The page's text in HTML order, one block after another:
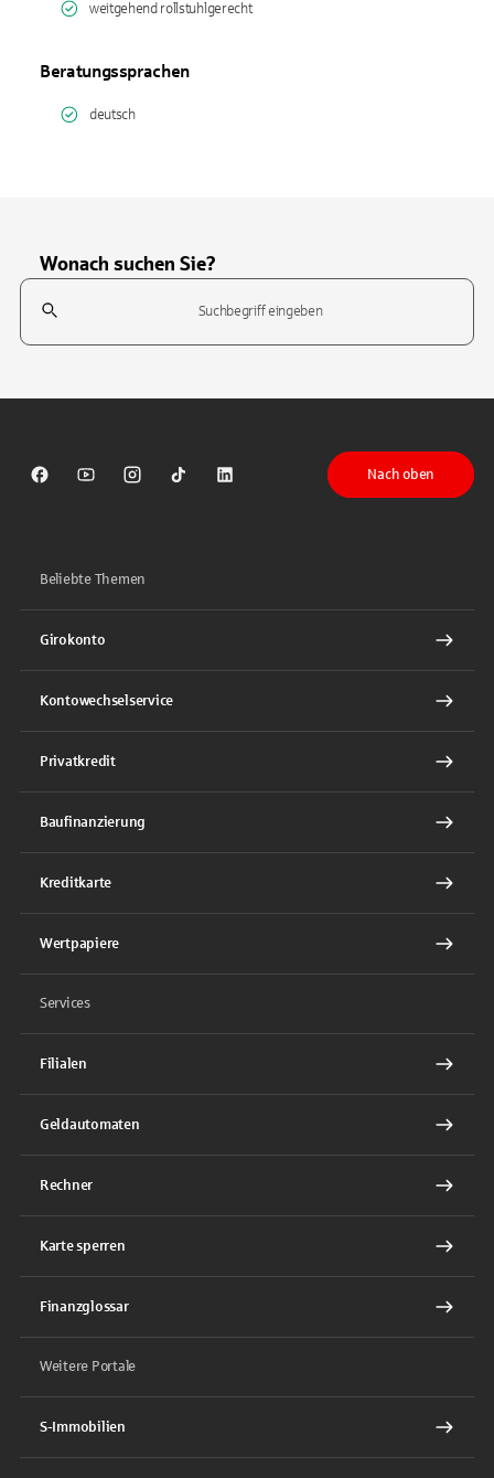
weitgehend rollstuhlgerecht
Beratungssprachen
deutsch
Wonach suchen Sie?
Suchfeld
Sparkasse auf Facebook
Sparkasse auf Youtube
Sparkasse auf Instagram
Sparkasse auf TikTok
Sparkasse auf LinkedIn
Nach oben
Beliebte Themen
Girokonto
Kontowechselservice
Privatkredit
Baufinanzierung
Kreditkarte
Wertpapiere
Services
Filialen
Geldautomaten
Rechner
Karte sperren
Finanzglossar
Weitere Portale
S-Immobilien